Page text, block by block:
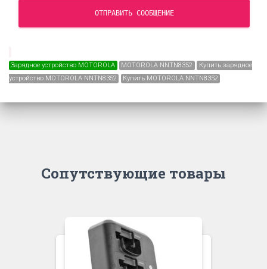
ОТПРАВИТЬ СООБЩЕНИЕ
Зарядное устройство MOTOROLA MOTOROLA NNTN8352
Купить зарядное
устройство MOTOROLA NNTN8352
Купить MOTOROLA NNTN8352
Сопутствующие товары